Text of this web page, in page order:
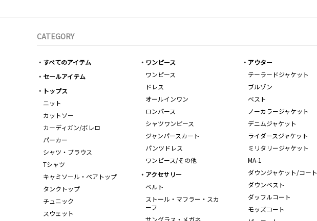
CATEGORY
すべてのアイテム
セールアイテム
トップス
ニット
カットソー
カーディガン/ボレロ
パーカー
シャツ・ブラウス
Tシャツ
キャミソール・ベアトップ
タンクトップ
チュニック
スウェット
ワンピース
ワンピース
ドレス
オールインワン
ロンパース
シャツワンピース
ジャンパースカート
パンツドレス
ワンピース/その他
アウター
テーラードジャケット
ブルゾン
ベスト
ノーカラージャケット
デニムジャケット
ライダースジャケット
ミリタリージャケット
MA-1
ダウンジャケット/コート
ダウンベスト
ダッフルコート
モッズコート
アクセサリー
ベルト
ストール・マフラー・スカ
ーフ
サングラス・メガネ